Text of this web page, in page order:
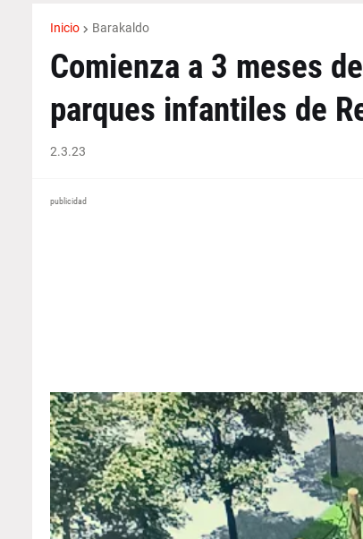
Inicio Barakaldo
Comienza a 3 meses
parques infantiles de
2.3.23
publicidad